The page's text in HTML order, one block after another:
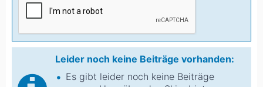
Leider noch keine Beiträge vorhanden:
Es gibt leider noch keine Beiträge